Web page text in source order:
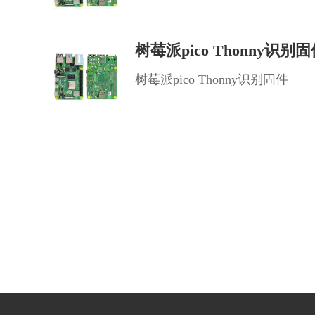
树莓派pico Thonny识别固
树莓派pico Thonny识别固件